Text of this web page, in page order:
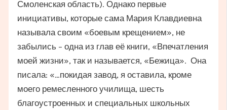
Смоленская область). Однако первые
инициативы, которые сама Мария Клавдиевна
называла своим «боевым крещением», не
забылись – одна из глав её книги, «Впечатления
моей жизни», так и называется, «Бежица». Она
писала: «…покидая завод, я оставила, кроме
моего ремесленного училища, шесть
благоустроенных и специальных школьных